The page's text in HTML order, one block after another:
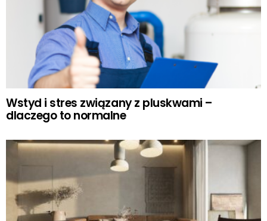
Wstyd i stres związany z pluskwami –
dlaczego to normalne